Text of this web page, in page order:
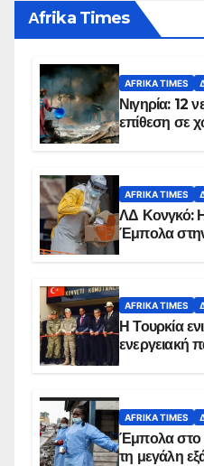
Αfrika Times
AFRIKA TIMES
Νιγηρία: 12
επίθεση σε
AFRIKA TIMES
ΛΔ Κονγκό: Η
Έμπολα
AFRIKA TIMES
Η Τουρκία
ενεργειακή
AFRIKA TIMES
Έμπολα στο
τη μεγάλη